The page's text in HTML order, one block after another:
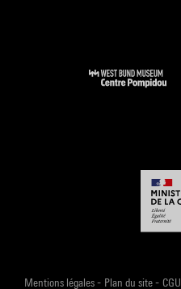
Mentions légales- Plan du site- CGU